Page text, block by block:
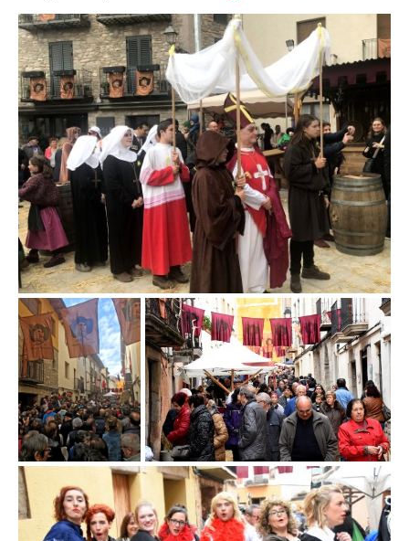
Fira d'en Rocaguinarda a Olost
Fira d'en
Rocaguinarda a Olost
Fira d'en Rocaguinarda a Olost
Fira d'en Rocaguinarda a Olost